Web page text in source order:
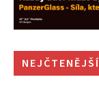
NEJČTENĚJŠÍ